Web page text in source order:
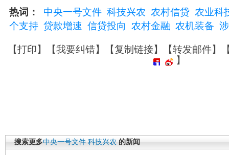
热词： 中央一号文件 科技兴农 农村信贷 农业科
个支持 贷款增速 信贷投向 农村金融 农机装备
【打印】【我要纠错】【复制链接】【转发邮件】
】
搜索更多中央一号文件 科技兴农 的新闻